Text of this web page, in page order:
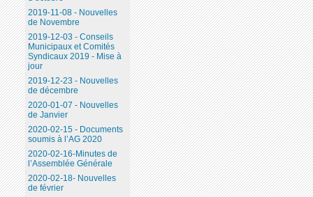
2019-11-08 - Nouvelles
de Novembre
2019-12-03 - Conseils
Municipaux et Comités
Syndicaux 2019 - Mise à
jour
2019-12-23 - Nouvelles
de décembre
2020-01-07 - Nouvelles
de Janvier
2020-02-15 - Documents
soumis à l’AG 2020
2020-02-16-Minutes de
l’Assemblée Générale
2020-02-18- Nouvelles
de février